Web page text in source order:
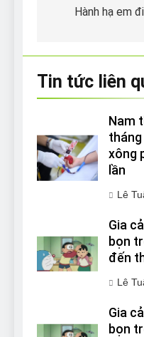
hướng
Hành hạ em đi
Tin tức liên
Nam
tháng
xông
lần
Lê
Gia
bọn
đến
Lê
Gia
bọn